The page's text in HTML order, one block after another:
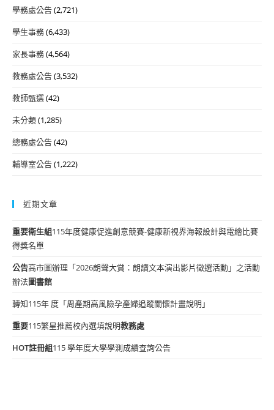
學務處公告(2,721)
學生事務(6,433)
家長事務(4,564)
教務處公告(3,532)
教師甄選(42)
未分類(1,285)
總務處公告(42)
輔導室公告(1,222)
近期文章
重要衛生組115年度健康促進創意競賽-健康新視界海報設計與電繪比賽
得獎名單
公告高市圖辦理「2026朗聲大賞：朗讀文本演出影片徵選活動」之活動
辦法圖書館
轉知115年 度「周產期高風險孕產婦追蹤關懷計畫說明」
重要115繁星推薦校內選填說明教務處
HOT註冊組115 學年度大學學測成績查詢公告